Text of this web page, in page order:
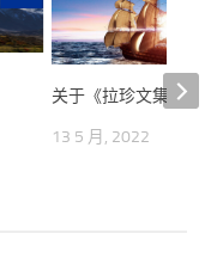
关于《拉珍文集》
13 5 月, 2022